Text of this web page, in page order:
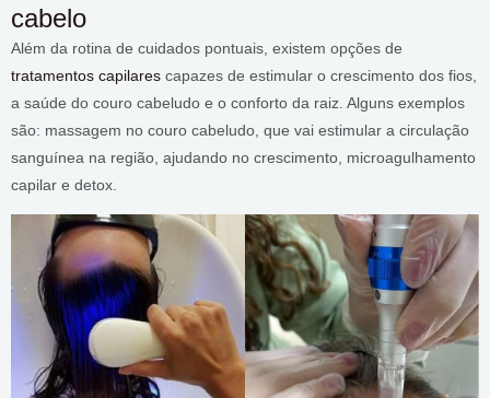
cabelo
Além da rotina de cuidados pontuais, existem opções de
tratamentos capilares capazes de estimular o crescimento dos fios,
a saúde do couro cabeludo e o conforto da raiz. Alguns exemplos
são: massagem no couro cabeludo, que vai estimular a circulação
sanguínea na região, ajudando no crescimento, microagulhamento
capilar e detox.